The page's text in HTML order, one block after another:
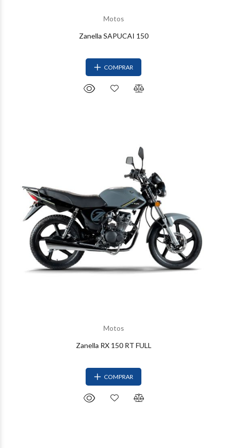
Motos
Zanella SAPUCAI 150
COMPRAR
Motos
Zanella RX 150 RT FULL
COMPRAR